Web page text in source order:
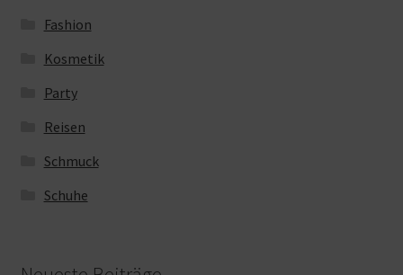
Fashion
Kosmetik
Party
Reisen
Schmuck
Schuhe